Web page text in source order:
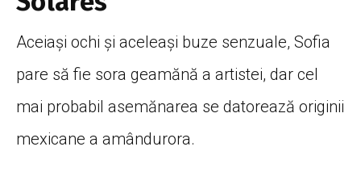
Aceiași ochi și aceleași buze senzuale, Sofia
pare să fie sora geamănă a artistei, dar cel
mai probabil asemănarea se datorează originii
mexicane a amândurora.